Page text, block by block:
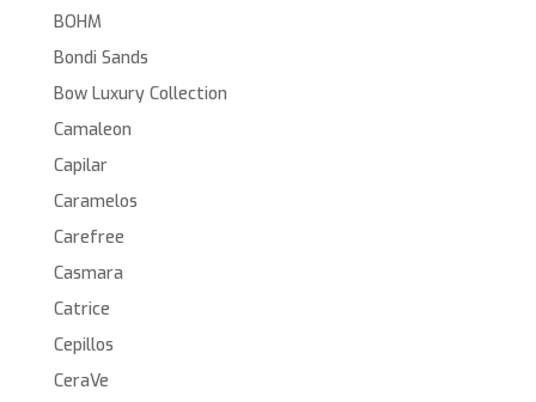
BOHM
Bondi Sands
Bow Luxury Collection
Camaleon
Capilar
Caramelos
Carefree
Casmara
Catrice
Cepillos
CeraVe